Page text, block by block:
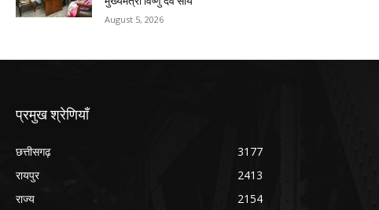
August 5, 2026
प्रमुख श्रेणियाँ
छत्तीसगढ़
3177
रायपुर
2413
राज्य
2154